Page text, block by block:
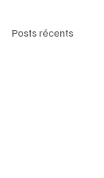
Posts récents